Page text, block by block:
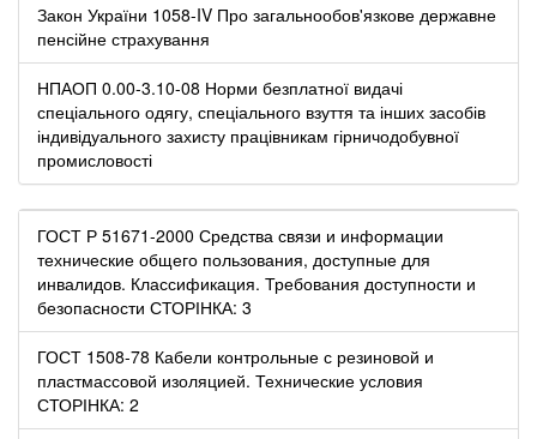
Закон України 1058-IV Про загальнообов'язкове державне
пенсійне страхування
НПАОП 0.00-3.10-08 Норми безплатної видачі
спеціального одягу, спеціального взуття та інших засобів
індивідуального захисту працівникам гірничодобувної
промисловості
ГОСТ Р 51671-2000 Средства связи и информации
технические общего пользования, доступные для
инвалидов. Классификация. Требования доступности и
безопасности СТОРІНКА: 3
ГОСТ 1508-78 Кабели контрольные с резиновой и
пластмассовой изоляцией. Технические условия
СТОРІНКА: 2